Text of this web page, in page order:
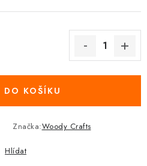
DO KOŠÍKU
Značka:Woody Crafts
Hlídat